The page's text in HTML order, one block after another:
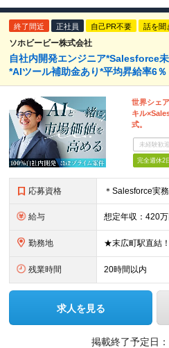
終了間近 正社員 自己PR不要 話を聞
ソホビービー株式会社
自社内開発エンジニア*Salesforce
*AIツール補助金あり*平均昇給率6％
世界シェ
キル
式。
未経験歓迎
完全週休2
応募資格
給与
勤務地
残業時間 20時間以内
求人を見る
掲載終了予定日：